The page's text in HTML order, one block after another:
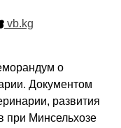
vb.kg
о
Документом
развития
при Минсельхозе